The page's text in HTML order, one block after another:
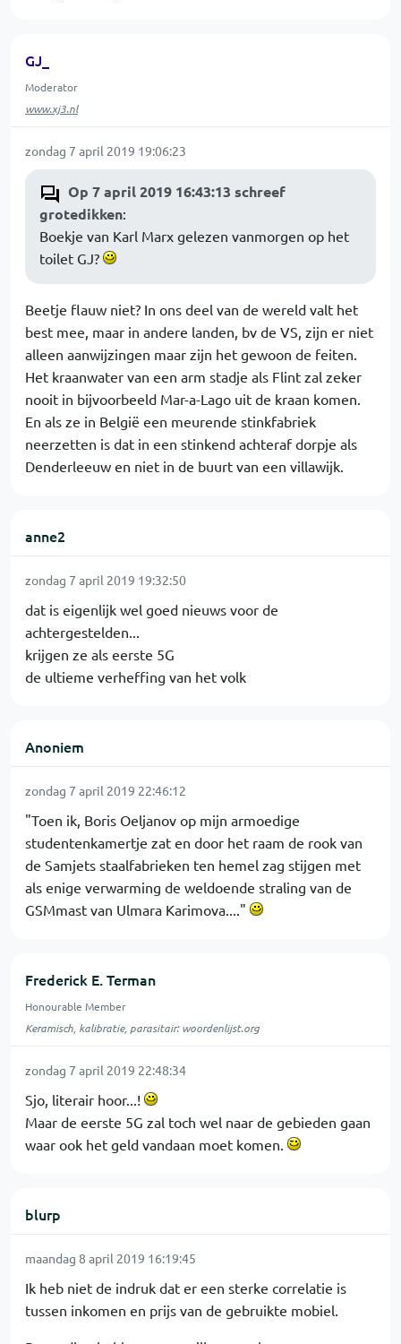
GJ_
Moderator
www.xj3.nl
zondag 7 april 2019 19:06:23
Op 7 april 2019 16:43:13 schreef
grotedikken:
Boekje van Karl Marx gelezen vanmorgen op het
toilet GJ?
Beetje flauw niet? In ons deel van de wereld valt het
best mee, maar in andere landen, bv de VS, zijn er niet
alleen aanwijzingen maar zijn het gewoon de feiten.
Het kraanwater van een arm stadje als Flint zal zeker
nooit in bijvoorbeeld Mar-a-Lago uit de kraan komen.
En als ze in België een meurende stinkfabriek
neerzetten is dat in een stinkend achteraf dorpje als
Denderleeuw en niet in de buurt van een villawijk.
anne2
zondag 7 april 2019 19:32:50
dat is eigenlijk wel goed nieuws voor de
achtergestelden...
krijgen ze als eerste 5G
de ultieme verheffing van het volk
Anoniem
zondag 7 april 2019 22:46:12
"Toen ik, Boris Oeljanov op mijn armoedige
studentenkamertje zat en door het raam de rook van
de Samjets staalfabrieken ten hemel zag stijgen met
als enige verwarming de weldoende straling van de
GSMmast van Ulmara Karimova...."
Frederick E. Terman
Honourable Member
Keramisch, kalibratie, parasitair: woordenlijst.org
zondag 7 april 2019 22:48:34
Sjo, literair hoor...!
Maar de eerste 5G zal toch wel naar de gebieden gaan
waar ook het geld vandaan moet komen.
blurp
maandag 8 april 2019 16:19:45
Ik heb niet de indruk dat er een sterke correlatie is
tussen inkomen en prijs van de gebruikte mobiel.